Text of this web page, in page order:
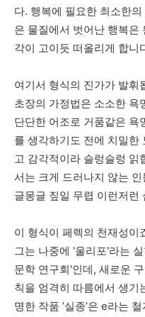
다. 행복에 필요한 최소한의
은 물질에서 벗어난 행복은
각이 고이듯 떠올리게 합니
여기서 형식의 진가가 발휘
초장의 가정법은 소소한 욕
단단한 어조로 거품같은 욕
를 생각하기도 전에 치밀한
고 감각적이라 슬렁슬렁 읽
서는 크게 드러나지 않는 인
글몽글 짚일 무렵 이런저런
이 형식이 페렉의 천재성이
그는 나중에 '울리포'라는
문학 연구회'인데, 새로운
칙을 엄격히 따름에서 생기
명한 작품 ’실종’은 e라는 철